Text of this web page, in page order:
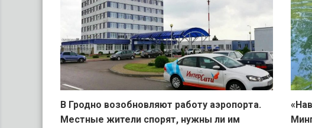
В Гродно возобновляют работу аэропорта.
Местные жители спорят, нужны ли им